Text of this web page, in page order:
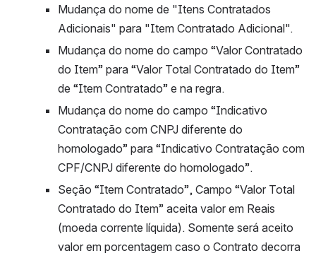
Mudança do nome de "Itens Contratados
Adicionais" para "Item Contratado Adicional".
Mudança do nome do campo “Valor Contratado
do Item” para “Valor Total Contratado do Item”
de “Item Contratado” e na regra.
Mudança do nome do campo “Indicativo
Contratação com CNPJ diferente do
homologado” para “Indicativo Contratação com
CPF/CNPJ diferente do homologado”.
Seção “Item Contratado”, Campo “Valor Total
Contratado do Item” aceita valor em Reais
(moeda corrente líquida). Somente será aceito
valor em porcentagem caso o Contrato decorra